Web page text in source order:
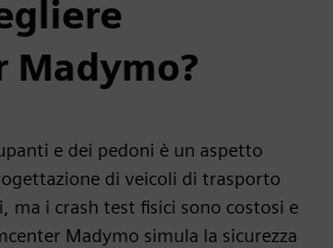
Madymo?
e dei pedoni è un aspetto
di veicoli di trasporto
ma i crash test fisici sono costosi e
Madymo simula la sicurezza